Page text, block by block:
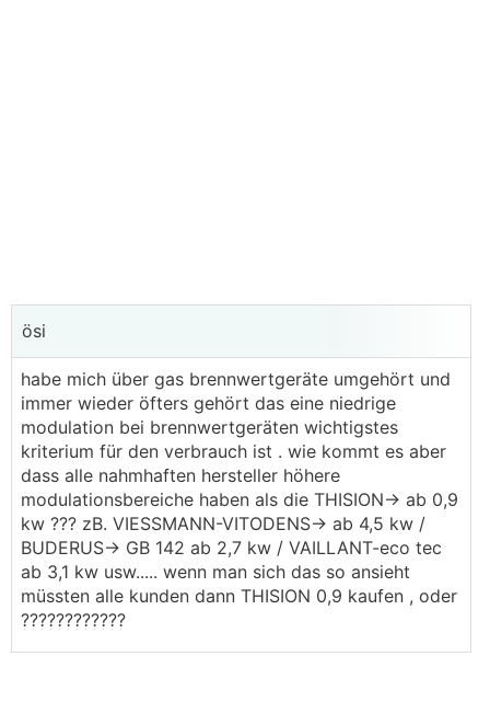
ösi
habe mich über gas brennwertgeräte umgehört und
immer wieder öfters gehört das eine niedrige
modulation bei brennwertgeräten wichtigstes
kriterium für den verbrauch ist . wie kommt es aber
dass alle nahmhaften hersteller höhere
modulationsbereiche haben als die THISION-> ab 0,9
kw ??? zB. VIESSMANN-VITODENS-> ab 4,5 kw /
BUDERUS-> GB 142 ab 2,7 kw / VAILLANT-eco tec
ab 3,1 kw usw..... wenn man sich das so ansieht
müssten alle kunden dann THISION 0,9 kaufen , oder
????????????